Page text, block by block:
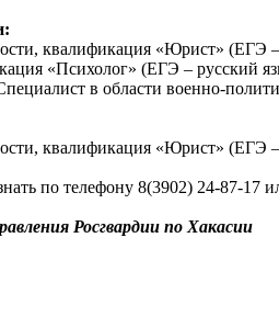
квалификация «Юрист» (ЕГЭ
«Психолог» (ЕГЭ – русский
в области военно-
квалификация «Юрист» (ЕГЭ
по телефону 8(3902) 24-87-17
Росгвардии по Хакасии